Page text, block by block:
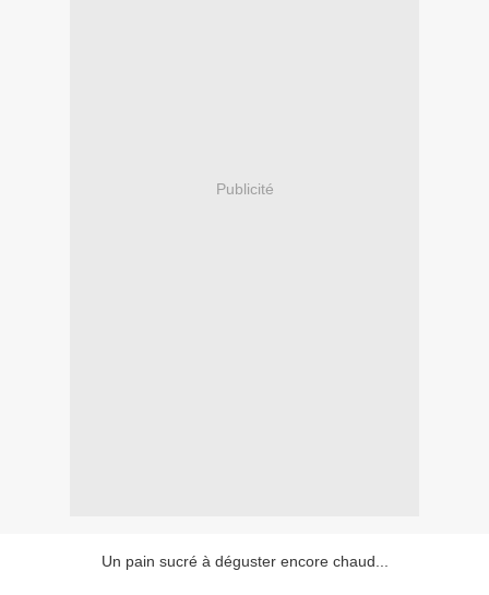
Publicité
Un pain sucré à déguster encore chaud...